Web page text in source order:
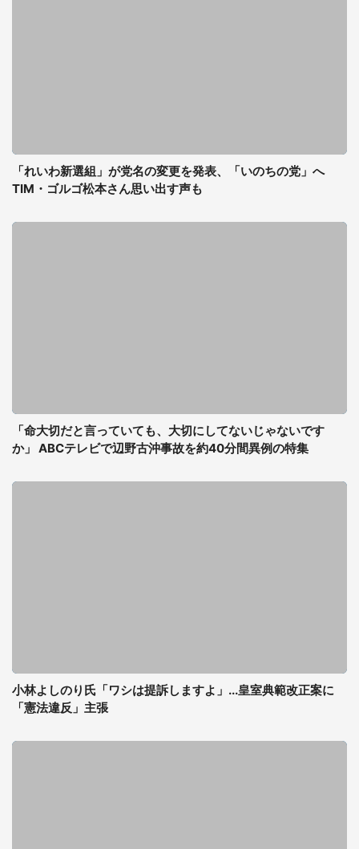
「れいわ新選組」が党名の変更を発表、「いのちの党」へ
TIM・ゴルゴ松本さん思い出す声も
「命大切だと言っていても、大切にしてないじゃないです
か」 ABCテレビで辺野古沖事故を約40分間異例の特集
小林よしのり氏「ワシは提訴しますよ」...皇室典範改正案に
「憲法違反」主張